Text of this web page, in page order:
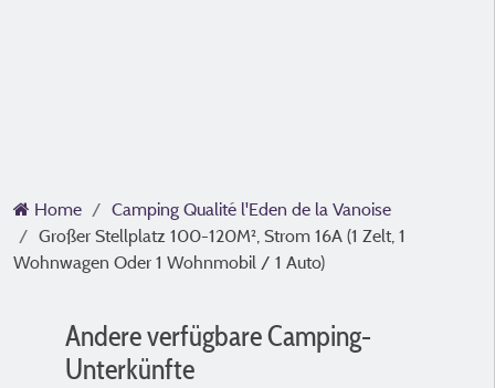
Home
Camping Qualité l'Eden de la Vanoise
Großer Stellplatz 100-120M², Strom 16A (1 Zelt, 1
Wohnwagen Oder 1 Wohnmobil / 1 Auto)
Andere verfügbare Camping-
Unterkünfte